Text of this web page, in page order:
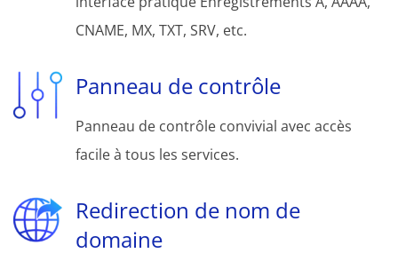
CNAME, MX, TXT, SRV, etc.
Panneau de contrôle
Panneau de contrôle convivial avec accès
facile à tous les services.
Redirection de nom de
domaine